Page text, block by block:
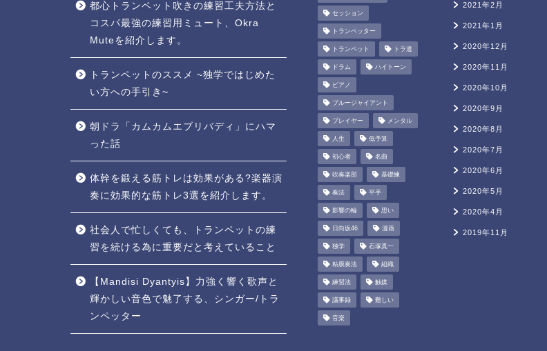
都心トランペット吹きの練習工夫方法と
コスパ最強の練習用ミュート、Okra
Muteを紹介します。
トランペットのススメ ~独学ではじめた
い方への手引き~
朝ドラ「カムカムエブリバディ」にハマ
った話
体幹を鍛える筋トレは効果がある?楽器演
奏に効果的な筋トレ3選を紹介します。
社会人で忙しくても、トランペットの練
習を続ける為に重要だと考えていること
【Mandisi Dyantyis】力強く響く歌声と
輝かしい音色で魅了する、シンガー/トラ
ンペッター
セッション
トランペッター
トランペット トラ道
ドラム ハイトーン
ピアノ
ブルージャイアント
プレイヤー メンタル
人生 低予算
初心者 名曲
吹奏楽部 基礎練
奏法 平手
影響の輪 思い
日向坂46 漫画
独学 石塚真一
粘膜奏法 組織
練習法 触媒
議事録 難しい
音楽
2021年2月
2021年1月
2020年12月
2020年11月
2020年10月
2020年9月
2020年8月
2020年7月
2020年6月
2020年5月
2020年4月
2019年11月